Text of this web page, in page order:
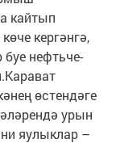
кайтып
кергәнгә,
буе нефтьче-
өстендәге
урын
яулыклар –